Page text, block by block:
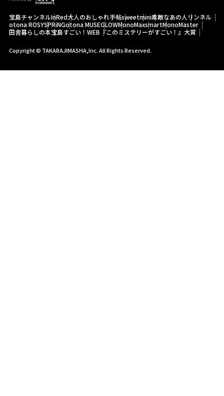
宝島チャンネルInRed大人のおしゃれ手帖sweetmini素敵なあの人 リンネル
otona ROSYSPRiNGotona MUSEGLOWMonoMaxsmartMonoMaster
田舎暮らしの本宝島すごい！WEB 『このミステリーがすごい！』大賞
Copyright © TAKARAJIMASHA,Inc. All Rights Reserved.